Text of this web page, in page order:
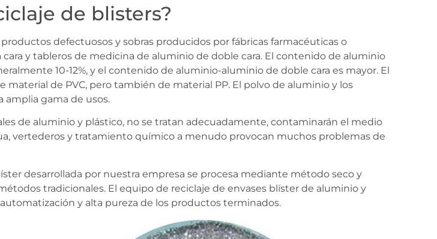
de blisters?
defectuosos y sobras producidos por fábricas farmacéuticas o
y tableros de medicina de aluminio de doble cara. El contenido de aluminio
10-12%, y el contenido de aluminio-aluminio de doble cara es mayor. El
de PVC, pero también de material PP. El polvo de aluminio y los
amplia gama de usos.
de aluminio y plástico, no se tratan adecuadamente, contaminarán el medio
vertederos y tratamiento químico a menudo provocan muchos problemas de
desarrollada por nuestra empresa se procesa mediante método seco y
tradicionales. El equipo de reciclaje de envases blíster de aluminio y
y alta pureza de los productos terminados.